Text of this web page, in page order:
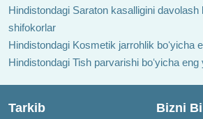
Hindistondagi Saraton kasalligini davolash
shifokorlar
Hindistondagi Kosmetik jarrohlik boʻyicha
Hindistondagi Tish parvarishi boʻyicha
Tarkib Bizni